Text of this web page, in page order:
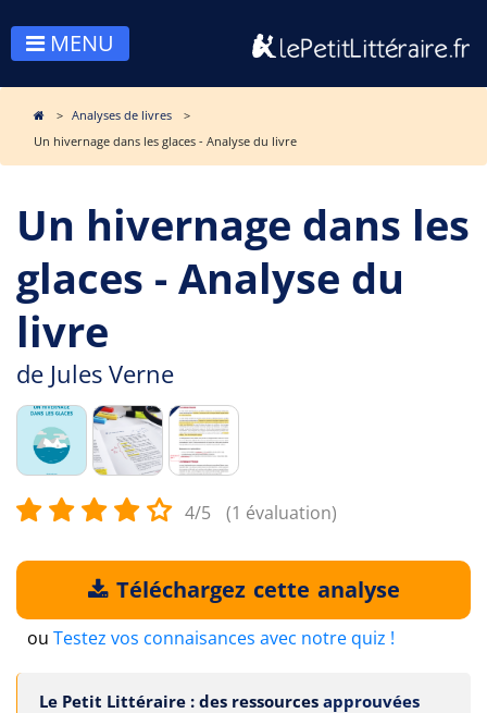
MENU
Analyses de livres
Un hivernage dans les glaces - Analyse du livre
Un hivernage dans les
glaces - Analyse du
livre
de Jules Verne
4/5 (1 évaluation)
Téléchargez cette analyse
ou Testez vos connaisances avec notre quiz !
Le Petit Littéraire : des ressources approuvées